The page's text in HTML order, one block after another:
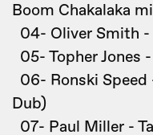
Boom Chakalaka
04- Oliver Smith -
05- Topher Jones
06- Ronski
Dub)
07- Paul Miller -